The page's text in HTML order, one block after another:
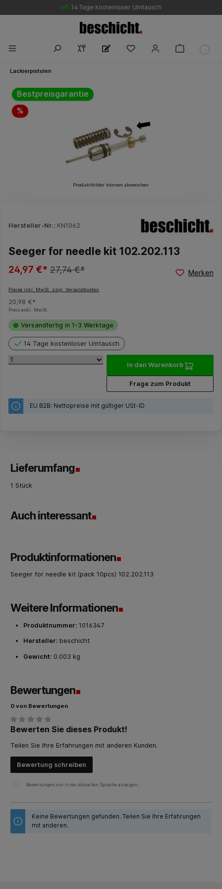
Gratis DE-Versand ab 250 €
14 Tage kostenloser Umtausch
Lackierpistolen
Bildergalerie überspringen
Bestpreisgarantie
%
Produktbilder können abweichen
Hersteller-Nr.: KN1062
Seeger for needle kit 102.202.113
24,97 €* 27,74 €* Merken
Preise inkl. MwSt. zzgl. Versandkosten
20,98 €*
Preis exkl. MwSt.
Versandfertig in 1-3 Werktage
14 Tage kostenloser Umtausch
In den Warenkorb
Frage zum Produkt
EU B2B: Nettopreise mit gültiger USt-ID
Lieferumfang
1 Stück
Auch interessant
Produktinformationen
Seeger for needle kit (pack 10pcs) 102.202.113
Weitere Informationen
Produktnummer: 1016347
Hersteller: beschicht
Gewicht: 0.003 kg
Bewertungen
0 von Bewertungen
Durchschnittliche Bewertung von 0 von 5 Sternen
Bewerten Sie dieses Produkt!
Teilen Sie Ihre Erfahrungen mit anderen Kunden.
Bewertung schreiben
Bewertungen nur in der aktuellen Sprache anzeigen.
Keine Bewertungen gefunden. Teilen Sie Ihre Erfahrungen
mit anderen.